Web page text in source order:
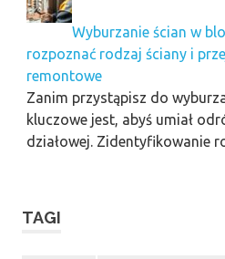
Wyburzanie ścian w
rozpoznać rodzaj ściany i
remontowe
Zanim przystąpisz do
kluczowe jest, abyś umiał
działowej. Zidentyfikowanie
TAGI